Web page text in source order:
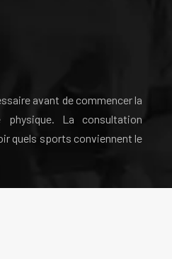
avant de commencer la
physique. La consultation
quels sports conviennent le